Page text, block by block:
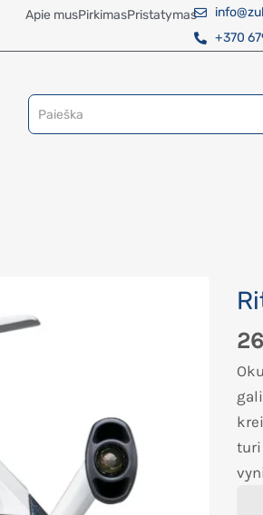
Apie musPirkimasPristatymas
+370
turi